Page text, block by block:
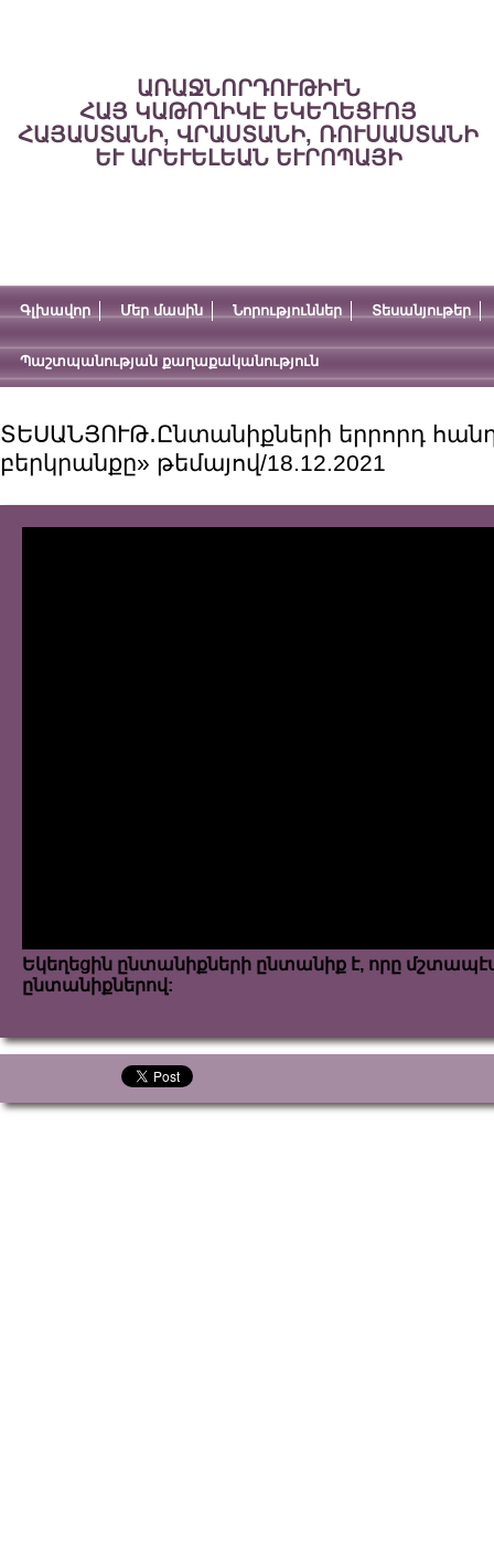
ԱՌԱՋՆՈՐԴՈՒԹԻՒՆ
ՀԱՅ ԿԱԹՈՂԻԿԷ ԵԿԵՂԵՑՒՈՅ
ՀԱՅԱՍՏԱՆԻ, ՎՐԱՍՏԱՆԻ, ՌՈՒՍԱՍՏԱՆԻ
ԵՒ ԱՐԵՒԵԼԵԱՆ ԵՒՐՈՊԱՅԻ
Գլխավոր Մեր մասին Նորություններ Տեսանյութեր
Պաշտպանության քաղաքականություն
ՏԵՍԱՆՅՈՒԹ․Ընտանիքների երրորդ
բերկրանքը» թեմայով/18.12.2021
Եկեղեցին ընտանիքների ընտանիք է, որը
ընտանիքներով: